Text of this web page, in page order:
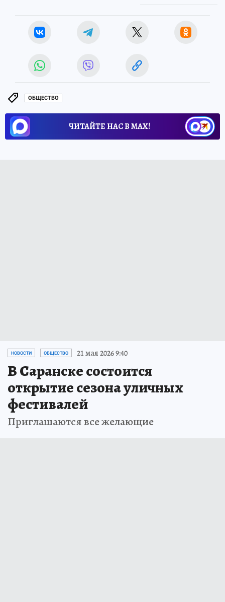
ОБЩЕСТВО
ЧИТАЙТЕ НАС В МАХ!
НОВОСТИ ОБЩЕСТВО 21 мая 2026 9:40
В Саранске состоится
открытие сезона уличных
фестивалей
Приглашаются все желающие